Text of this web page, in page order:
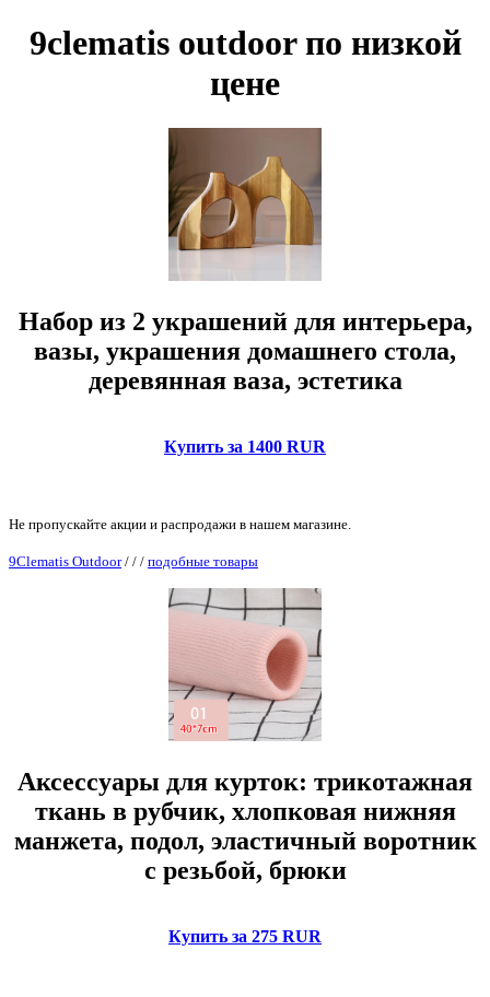
9clematis outdoor по низкой
цене
Набор из 2 украшений для интерьера,
вазы, украшения домашнего стола,
деревянная ваза, эстетика
Купить за 1400 RUR
Не пропускайте акции и распродажи в нашем магазине.
9Clematis Outdoor/ / / подобные товары
Аксессуары для курток: трикотажная
ткань в рубчик, хлопковая нижняя
манжета, подол, эластичный воротник
с резьбой, брюки
Купить за 275 RUR